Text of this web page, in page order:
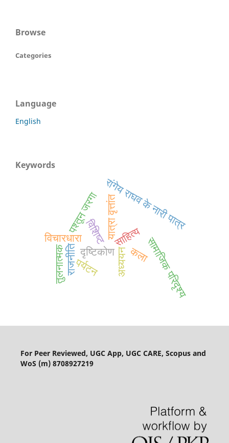
Browse
Categories
Language
English
Keywords
पश्तून जरगा
राजनीति
साहित्य
पर्यटन
कला
यात्रा वृत्तांत
रांगेय राघव के नारी पात्र
सामाजिक परिदृश्य
अध्ययन
दृष्टिकोण
विशिष्ट
विचारधारा
तुलनात्मक
For Peer Reviewed, UGC App, UGC CARE, Scopus and
WoS (m) 8708927219